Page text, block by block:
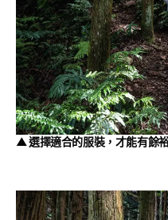
▲ 選擇適合的服裝，才能有餘